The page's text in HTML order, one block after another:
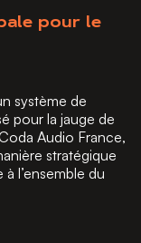
pour le
système de
pour la jauge de
Audio France,
stratégique
l’ensemble du